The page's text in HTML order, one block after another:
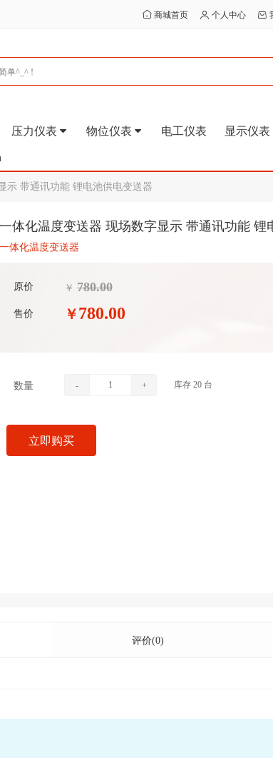
商城首页 个人中心
压力仪表 物位仪表 电工仪表 显示仪表
示 带通讯功能 锂电池供电变送器
一体化温度变送器 现场数字显示 带通讯功能 锂
一体化温度变送器
原价 ￥ 780.00
售价 ￥780.00
数量 - + 库存 20 台
立即购买
评价(0)